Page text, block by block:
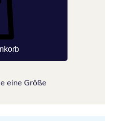
eine Größe